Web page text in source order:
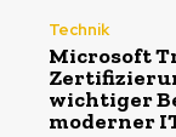
Technik
Microsoft
wichtiger
moderner